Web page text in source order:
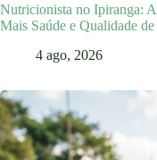
Nutricionista no Ipiranga:
Mais Saúde e Qualidade
4 ago, 2026